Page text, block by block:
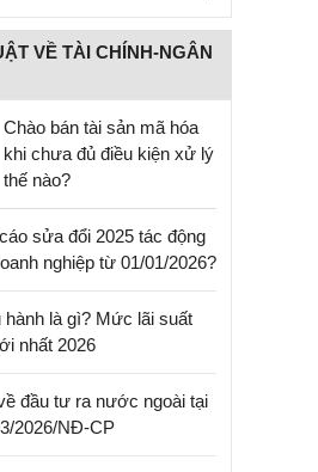
VỀ TÀI CHÍNH-NGÂN
Chào bán tài sản mã hóa
khi chưa đủ điều kiện xử lý
thế nào?
sửa đổi 2025 tác động
nghiệp từ 01/01/2026?
hành là gì? Mức lãi suất
nhất 2026
đầu tư ra nước ngoài tại
2026/NĐ-CP